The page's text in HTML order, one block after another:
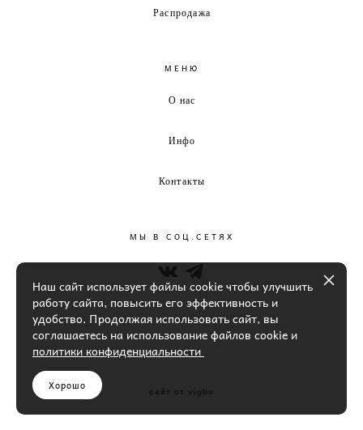
Распродажа
МЕНЮ
О нас
Инфо
Контакты
МЫ В СОЦ.СЕТЯХ
сайт от vigbo
Наш сайт использует файлы cookie чтобы улучшить
работу сайта, повысить его эффективность и
удобство. Продолжая использовать сайт, вы
соглашаетесь на использование файлов cookie и
политики конфиденциальности
Хорошо